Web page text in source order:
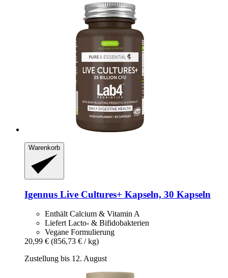
Warenkorb
Igennus Live Cultures+ Kapseln, 30 Kapseln
Enthält Calcium & Vitamin A
Liefert Lacto- & Bifidobakterien
Vegane Formulierung
20,99 € (856,73 € / kg)
Zustellung bis 12. August